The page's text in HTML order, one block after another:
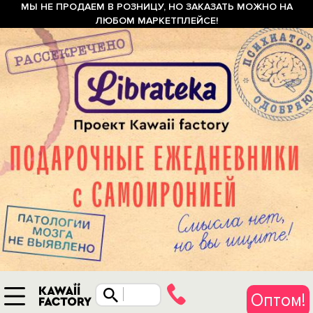
МЫ НЕ ПРОДАЕМ В РОЗНИЦУ, НО ЗАКАЗАТЬ МОЖНО НА
ЛЮБОМ МАРКЕТПЛЕЙСЕ!
Оптом!